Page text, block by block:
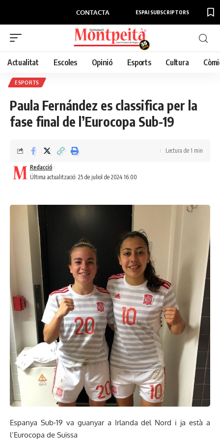
CONTACTA ESPAI SUBSCRIPTORS
Actualitat Escoles Opinió Esports Cultura
ESPORTS
Paula Fernández es classifica per la
fase final de l’Eurocopa Sub-19
Última actualització: 25 de juliol de 2024 16:00
Redacció
Lectura de 1 min
Espanya Sub-19 va guanyar a Irlanda del Nord i ja està a
l’Eurocopa de Suïssa